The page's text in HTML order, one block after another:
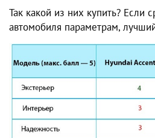
Так какой из них купить? Если
автомобиля параметрам,